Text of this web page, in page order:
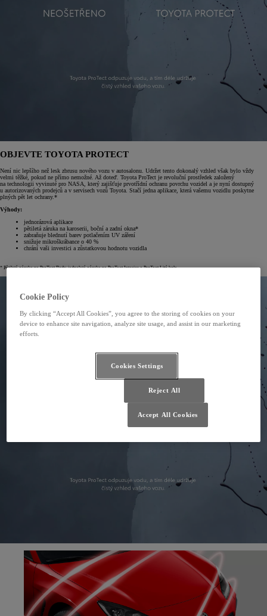
OBJEVTE TOYOTA PROTECT
Není nic lepšího než lesk zbrusu nového vozu v autosalonu. Udržet tento dokonalý vzhled však bylo vždy
velmi těžké, pokud ne přímo nemožné. Až doteď. Toyota ProTect je revoluční prostředek založený
na technologii vyvinuté pro NASA, který zajišťuje prvotřídní ochranu povrchu vozidel a je nyní dostupný
u autorizovaných prodejců a v servisech vozů Toyota. Stačí jedna aplikace, která vašemu vozidlu poskytne
plných pět let ochrany.*
Výhody:
jednorázová aplikace
pětiletá záruka na karoserii, boční a zadní okna*
zabraňuje blednutí barev potlačením UV záření
snižuje mikroškrábance o 40 %
chrání vaši investici a zůstatkovou hodnotu vozidla
* Pětiletá záruka na ProTect Body, jednoletá záruka na ProTect Interior a ProTect Litá kola.
Cookie Policy
By clicking “Accept All Cookies”, you agree to the storing of cookies on your
device to enhance site navigation, analyze site usage, and assist in our marketing
efforts.
Cookies Settings
Reject All
Accept All Cookies